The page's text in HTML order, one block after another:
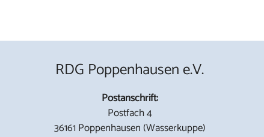
RDG Poppenhausen e.V.
Postanschrift:
Postfach 4
36161 Poppenhausen (Wasserkuppe)